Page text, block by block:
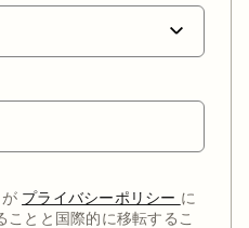
プライバシーポリシー に
とと国際的に移転するこ